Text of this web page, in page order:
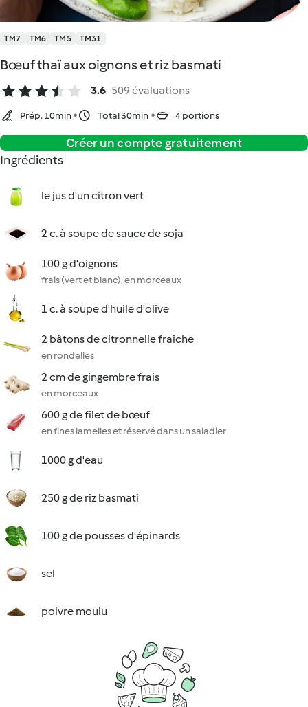
TM7 TM6 TM5 TM31
Bœuf thaï aux oignons et riz basmati
3.6 509 évaluations
Prép. 10min Total 30min 4 portions
Créer un compte gratuitement
Ingrédients
le jus d'un citron vert
2 c. à soupe de sauce de soja
100 g d'oignons
frais (vert et blanc), en morceaux
1 c. à soupe d'huile d'olive
2 bâtons de citronnelle fraîche
en rondelles
2 cm de gingembre frais
en morceaux
600 g de filet de bœuf
en fines lamelles et réservé dans un saladier
1000 g d'eau
250 g de riz basmati
100 g de pousses d'épinards
sel
poivre moulu